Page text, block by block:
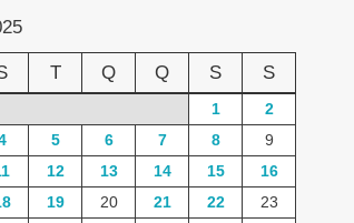
T Q Q S S
1
2
5 6 7 8
9
12 13 14 15
16
19 20 21 22
23